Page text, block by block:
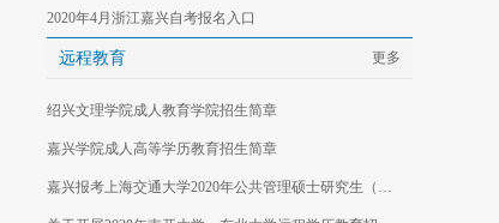
2020年4月浙江嘉兴自考报名入口
远程教育 更多
绍兴文理学院成人教育学院招生简章
嘉兴学院成人高等学历教育招生简章
嘉兴报考上海交通大学2020年公共管理硕士研究生（MPA双证）招生简章